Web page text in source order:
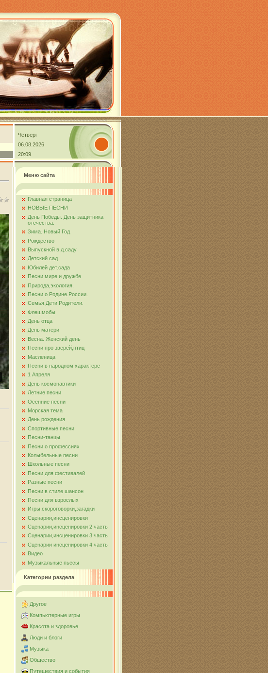
Четверг
06.08.2026
20:09
Меню сайта
Главная страница
НОВЫЕ ПЕСНИ
День Победы. День защитника
отечества.
Зима. Новый Год
Рождество
Выпускной в д.саду
Детский сад
Юбилей дет.сада
Песни мире и дружбе
Природа,экология.
Песни о Родине.России.
Семья.Дети.Родители.
Флешмобы
День отца
День матери
Весна. Женский день
Песни про зверей,птиц
Масленица
Песни в народном характере
1 Апреля
День космонавтики
Летние песни
Осенние песни
Морская тема
День рождения
Спортивные песни
Песни-танцы.
Песни о профессиях
Колыбельные песни
Школьные песни
Песни для фестивалей
Разные песни
Песни в стиле шансон
Песни для взрослых
Игры,скороговорки,загадки
Сценарии,инсценировки
Сценарии,инсценировки 2 часть
Сценарии,инсценировки 3 часть
Сценарии инсценировки 4 часть
Видео
Музыкальные пьесы
Категории раздела
Другое
Компьютерные игры
Красота и здоровье
Люди и блоги
Музыка
Общество
Путешествия и события